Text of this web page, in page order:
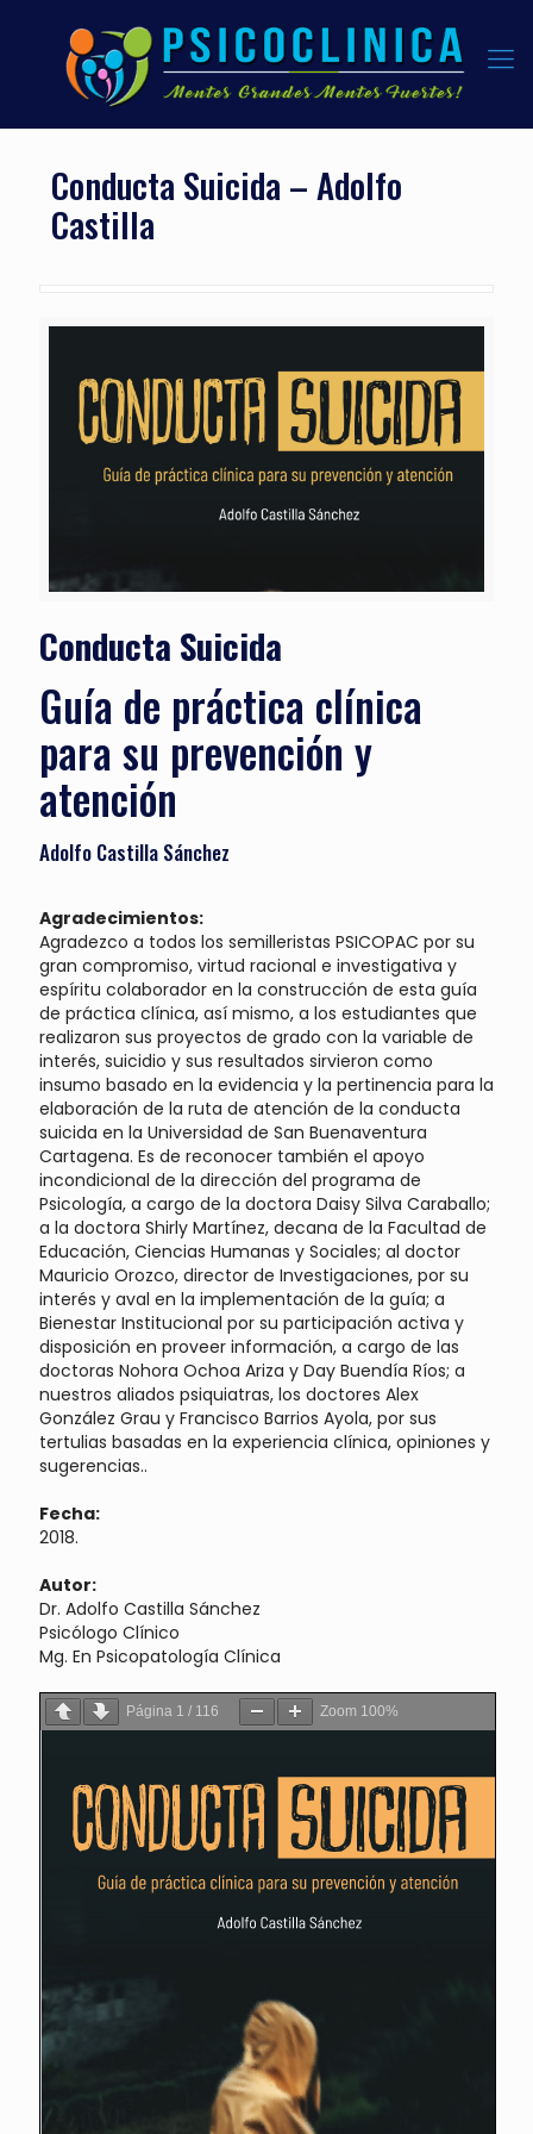
Conducta Suicida – Adolfo
Castilla
Conducta Suicida
Guía de práctica clínica
para su prevención y
atención
Adolfo Castilla Sánchez
Agradecimientos:
Agradezco a todos los semilleristas PSICOPAC por su
gran compromiso, virtud racional e investigativa y
espíritu colaborador en la construcción de esta guía
de práctica clínica, así mismo, a los estudiantes que
realizaron sus proyectos de grado con la variable de
interés, suicidio y sus resultados sirvieron como
insumo basado en la evidencia y la pertinencia para la
elaboración de la ruta de atención de la conducta
suicida en la Universidad de San Buenaventura
Cartagena. Es de reconocer también el apoyo
incondicional de la dirección del programa de
Psicología, a cargo de la doctora Daisy Silva Caraballo;
a la doctora Shirly Martínez, decana de la Facultad de
Educación, Ciencias Humanas y Sociales; al doctor
Mauricio Orozco, director de Investigaciones, por su
interés y aval en la implementación de la guía; a
Bienestar Institucional por su participación activa y
disposición en proveer información, a cargo de las
doctoras Nohora Ochoa Ariza y Day Buendía Ríos; a
nuestros aliados psiquiatras, los doctores Alex
González Grau y Francisco Barrios Ayola, por sus
tertulias basadas en la experiencia clínica, opiniones y
sugerencias..
Fecha:
2018.
Autor:
Dr. Adolfo Castilla Sánchez
Psicólogo Clínico
Mg. En Psicopatología Clínica
Página 1 / 116 Zoom 100%